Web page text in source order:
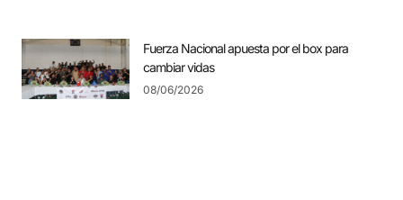
Fuerza Nacional apuesta por el box para
cambiar vidas
08/06/2026